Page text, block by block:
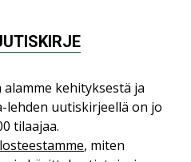
ei monimutkaistaa
kehityksestä ja
lehden uutiskirjeellä on jo
tilaajaa.
, miten